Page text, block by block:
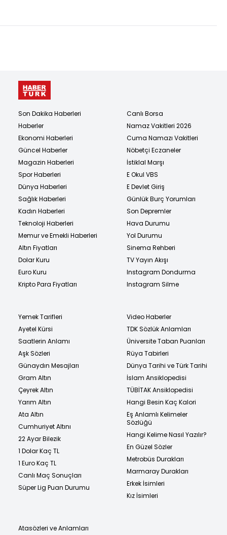
Son Dakika Haberleri
Haberler
Ekonomi Haberleri
Güncel Haberler
Magazin Haberleri
Spor Haberleri
Dünya Haberleri
Sağlık Haberleri
Kadın Haberleri
Teknoloji Haberleri
Memur ve Emekli Haberleri
Altın Fiyatları
Dolar Kuru
Euro Kuru
Kripto Para Fiyatları
Canlı Borsa
Namaz Vakitleri 2026
Cuma Namazı Vakitleri
Nöbetçi Eczaneler
İstiklal Marşı
E Okul VBS
E Devlet Giriş
Günlük Burç Yorumları
Son Depremler
Hava Durumu
Yol Durumu
Sinema Rehberi
TV Yayın Akışı
Instagram Dondurma
Instagram Silme
Yemek Tarifleri
Ayetel Kürsi
Saatlerin Anlamı
Aşk Sözleri
Günaydın Mesajları
Gram Altın
Çeyrek Altın
Yarım Altın
Ata Altın
Cumhuriyet Altını
22 Ayar Bilezik
1 Dolar Kaç TL
1 Euro Kaç TL
Canlı Maç Sonuçları
Süper Lig Puan Durumu
Video Haberler
TDK Sözlük Anlamları
Üniversite Taban Puanları
Rüya Tabirleri
Dünya Tarihi ve Türk Tarihi
İslam Ansiklopedisi
TÜBİTAK Ansiklopedisi
Hangi Besin Kaç Kalori
Eş Anlamlı Kelimeler
Sözlüğü
Hangi Kelime Nasıl Yazılır?
En Güzel Sözler
Metrobüs Durakları
Marmaray Durakları
Erkek İsimleri
Kız İsimleri
Atasözleri ve Anlamları